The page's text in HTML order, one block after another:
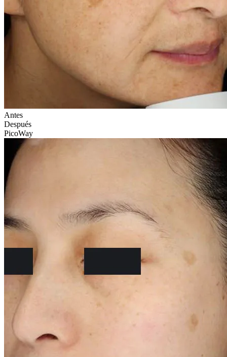
Antes
Después
PicoWay